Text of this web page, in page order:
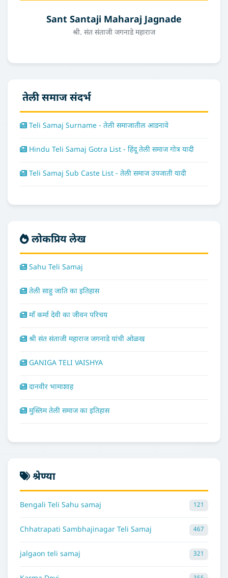
Sant Santaji Maharaj Jagnade
श्री. संत संताजी जगनाडे महाराज
तेली समाज संदर्भ
Teli Samaj Surname - तेली समाजातील आडनावे
Hindu Teli Samaj Gotra List - हिंदू तेली समाज गोत्र यादी
Teli Samaj Sub Caste List - तेली समाज उपजाती यादी
लोकप्रिय लेख
Sahu Teli Samaj
तेली साहु जाति का इतिहास
माँ कर्मा देवी का जीवन परिचय
श्री संत संताजी महाराज जगनाडे यांची ओळख
GANIGA TELI VAISHYA
दानवीर भामाशाह
मुस्लिम तेली समाज का इतिहास
श्रेण्या
Bengali Teli Sahu samaj 121
Chhatrapati Sambhajinagar Teli Samaj 467
jalgaon teli samaj 321